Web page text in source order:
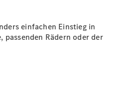
einfachen Einstieg in
passenden Rädern oder der